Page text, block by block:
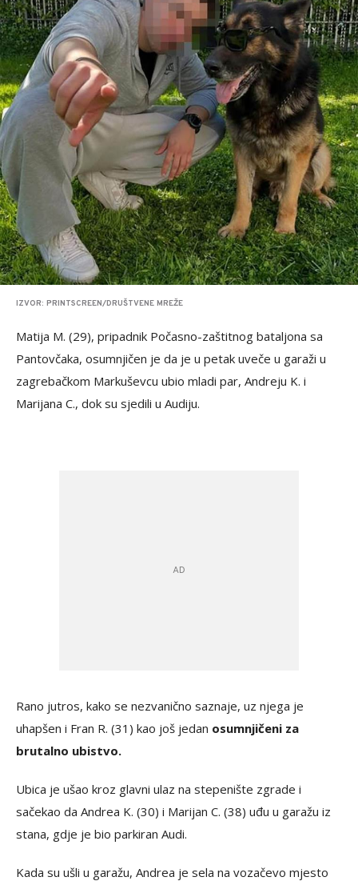
IZVOR: PRINTSCREEN/DRUŠTVENE MREŽE
Matija M. (29), pripadnik Počasno-zaštitnog bataljona sa
Pantovčaka, osumnjičen je da je u petak uveče u garaži u
zagrebačkom Markuševcu ubio mladi par, Andreju K. i
Marijana C., dok su sjedili u Audiju.
Rano jutros, kako se nezvanično saznaje, uz njega je
uhapšen i Fran R. (31) kao još jedan osumnjičeni za
brutalno ubistvo.
Ubica je ušao kroz glavni ulaz na stepenište zgrade i
sačekao da Andrea K. (30) i Marijan C. (38) uđu u garažu iz
stana, gdje je bio parkiran Audi.
Kada su ušli u garažu, Andrea je sela na vozačevo mjesto